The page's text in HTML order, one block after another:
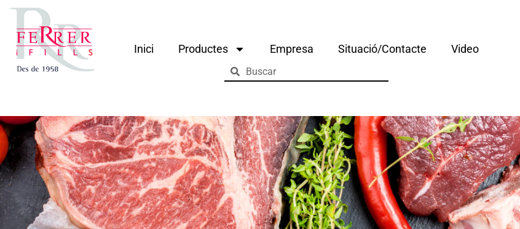
Inici Productes Empresa Situació/Contacte Video